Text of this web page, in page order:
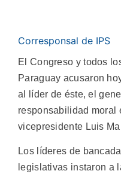
Corresponsal de IPS
El Congreso y todos
Paraguay acusaron
al líder de éste, el
responsabilidad moral
vicepresidente Luis
Los líderes de
legislativas instaron a